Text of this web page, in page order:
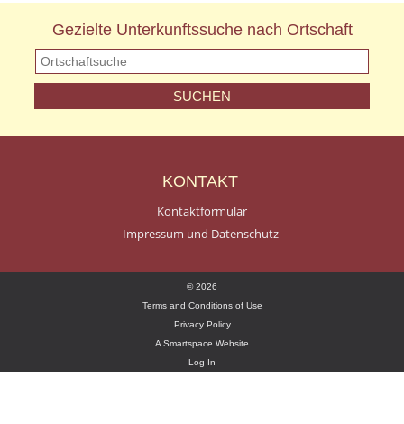
Gezielte Unterkunftssuche nach Ortschaft
KONTAKT
Kontaktformular
Impressum und Datenschutz
© 2026
Terms and Conditions of Use
Privacy Policy
A Smartspace Website
Log In